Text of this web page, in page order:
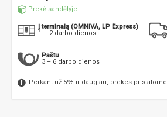
Prekė sandėlyje
Į terminalą (OMNIVA, LP Express)
1 – 2 darbo dienos
Paštu
3 – 6 darbo dienos
Perkant už 59€ ir daugiau, prekes pristatome